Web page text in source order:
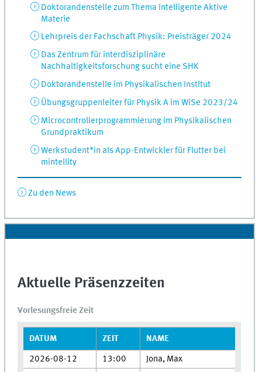
Doktorandenstelle zum Thema Intelligente Aktive
Materie
Lehrpreis der Fachschaft Physik: Preisträger 2024
Das Zentrum für interdisziplinäre
Nachhaltigkeitsforschung sucht eine SHK
Doktorandenstelle im Physikalischen Institut
Übungsgruppenleiter für Physik A im WiSe 2023/24
Microcontrollerprogrammierung im Physikalischen
Grundpraktikum
Werkstudent*in als App-Entwickler für Flutter bei
mintellity
Zu den News
Aktuelle Präsenzzeiten
Vorlesungsfreie Zeit
DATUM ZEIT NAME
2026-08-12 13:00
Jona, Max